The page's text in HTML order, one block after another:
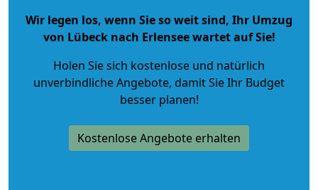
Wir legen los, wenn Sie so weit sind, Ihr Umzug
von Lübeck nach Erlensee wartet auf Sie!
Holen Sie sich kostenlose und natürlich
unverbindliche Angebote, damit Sie Ihr Budget
besser planen!
Kostenlose Angebote erhalten